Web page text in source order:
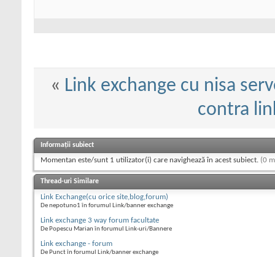
« Link exchange cu nisa
contra
Informații subiect
Momentan este/sunt 1 utilizator(i) care navighează în acest subiect. (0
Thread-uri Similare
Link Exchange(cu orice site,blog,forum)
De nepotuno1 în forumul Link/banner exchange
Link exchange 3 way forum facultate
De Popescu Marian în forumul Link-uri/Bannere
Link exchange - forum
De Punct în forumul Link/banner exchange